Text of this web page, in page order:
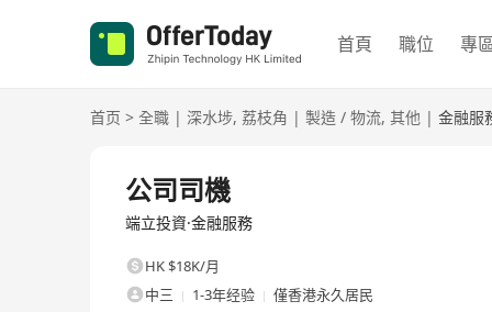
首頁 職位 專
首页 > 全職 | 深水埗, 荔枝角 | 製造 / 物流, 其他 | 金融服
公司司機
端立投資·金融服務
HK $18K/月
中三
1-3年经验
僅香港永久居民